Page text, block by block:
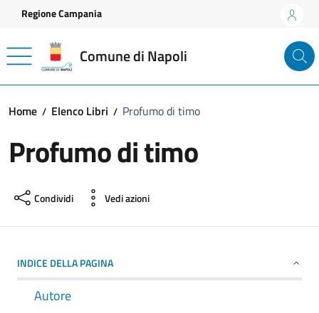
Vai ai contenuti
Vai al footer
Regione Campania
Comune di Napoli
Home Elenco Libri Profumo di timo
Profumo di timo
Condividi Vedi azioni
INDICE DELLA PAGINA
Autore